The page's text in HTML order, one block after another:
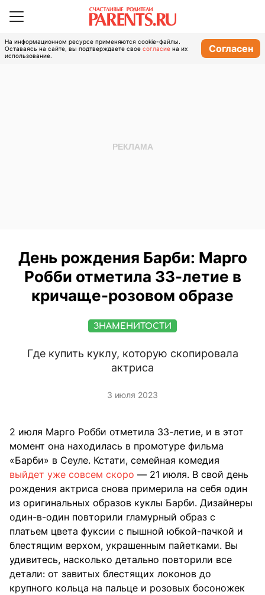
На информационном ресурсе применяются cookie-файлы.
Оставаясь на сайте, вы подтверждаете свое согласие на их
использование.
Согласен
День рождения Барби: Марго
Робби отметила 33-летие в
кричаще-розовом образе
ЗНАМЕНИТОСТИ
Где купить куклу, которую скопировала
актриса
3 июля 2023
2 июля Марго Робби отметила 33-летие, и в этот
момент она находилась в промотуре фильма
«Барби» в Сеуле. Кстати, семейная комедия
выйдет уже совсем скоро — 21 июля. В свой день
рождения актриса снова примерила на себя один
из оригинальных образов куклы Барби. Дизайнеры
один-в-один повторили гламурный образ с
платьем цвета фуксии с пышной юбкой-пачкой и
блестящим верхом, украшенным пайетками. Вы
удивитесь, насколько детально повторили все
детали: от завитых блестящих локонов до
крупного кольца на пальце и розовых босоножек